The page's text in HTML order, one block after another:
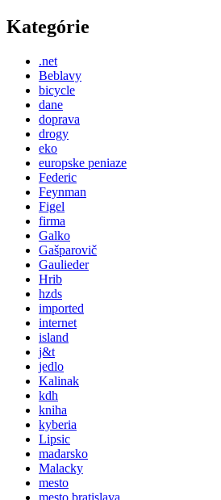
Kategórie
.net
Beblavy
bicycle
dane
doprava
drogy
eko
europske peniaze
Federic
Feynman
Figel
firma
Galko
Gašparovič
Gaulieder
Hrib
hzds
imported
internet
island
j&t
jedlo
Kalinak
kdh
kniha
kyberia
Lipsic
madarsko
Malacky
mesto
mesto bratislava